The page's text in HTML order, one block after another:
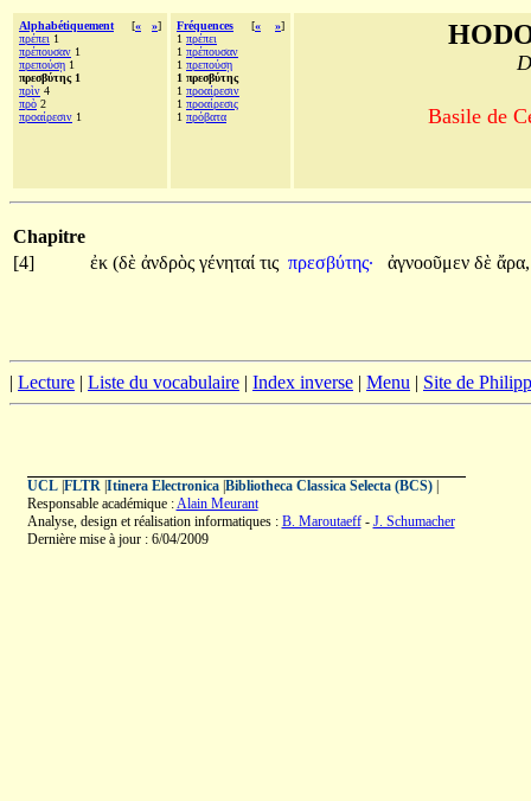
Alphabétiquement [« »]
πρέπει 1
πρέπουσαν 1
πρεπούσῃ 1
πρεσβύτης 1
πρὶν 4
πρὸ 2
προαίρεσιν 1
Fréquences [« »]
1 πρέπει
1 πρέπουσαν
1 πρεπούσῃ
1 πρεσβύτης
1 προαίρεσιν
1 προαίρεσις
1 πρόβατα Basile de
Chapitre
[4]
ἐκ (δὲ ἀνδρὸς γένηταί τις πρεσβύτης· ἀγνοοῦμεν δὲ ἄρα,
| Lecture | Liste du vocabulaire | Index inverse | Menu | Site de
UCL| FLTR| Itinera Electronica| Bibliotheca Classica Selecta (BCS)|
Responsable académique :Alain Meurant
Analyse, design et réalisation informatiques : B. Maroutaeff- J. Schumacher
Dernière mise à jour : 6/04/2009